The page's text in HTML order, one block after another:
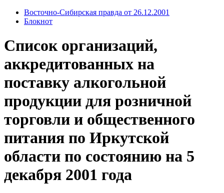
Восточно-Сибирская правда от 26.12.2001
Блокнот
Список организаций,
аккредитованных на
поставку алкогольной
продукции для розничной
торговли и общественного
питания по Иркутской
области по состоянию на 5
декабря 2001 года